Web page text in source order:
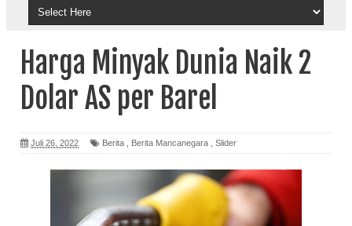
Harga Minyak Dunia Naik 2
Dolar AS per Barel
Juli 26, 2022 Berita Berita Mancanegara Slider